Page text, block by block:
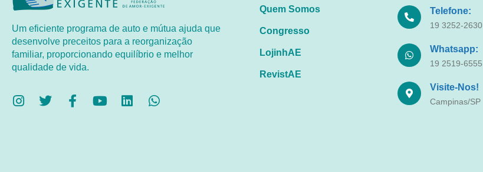
Um eficiente programa de auto e mútua ajuda que
desenvolve preceitos para a reorganização
familiar, proporcionando equilíbrio e melhor
qualidade de vida.
Quem Somos
Congresso
LojinhAE
RevistAE
Telefone:
19 3252-2630
Whatsapp:
19 2519-6555
Visite-Nos!
Campinas/SP